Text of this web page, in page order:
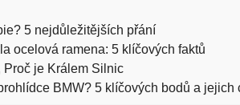
5 nejdůležitějších přání
ocelová ramena: 5 klíčových faktů
Proč je Králem Silnic
BMW? 5 klíčových bodů a jejich